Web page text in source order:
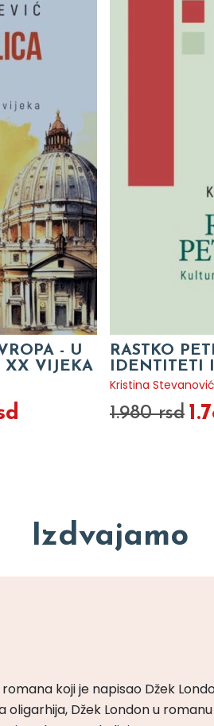
- U
XX VIJEKA
RASTKO
IDENTITETI
Kristina Stevanović
1.980 rsd
Izdvajamo
koji je napisao Džek
Džek London u